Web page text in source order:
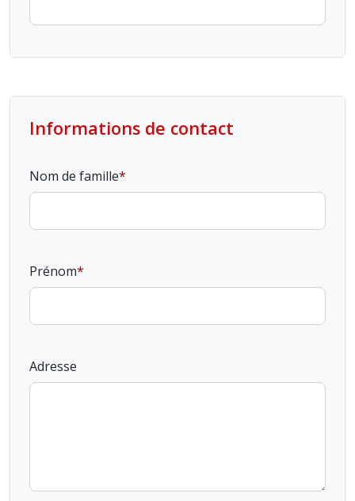
Informations de contact
Nom de famille
Prénom
Adresse